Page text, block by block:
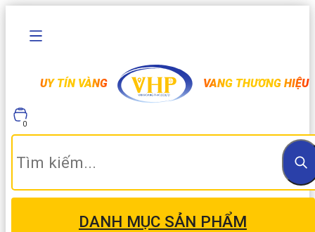
UY TÍN VÀNG VANG THƯƠNG HIỆU
0
DANH MỤC SẢN PHẨM